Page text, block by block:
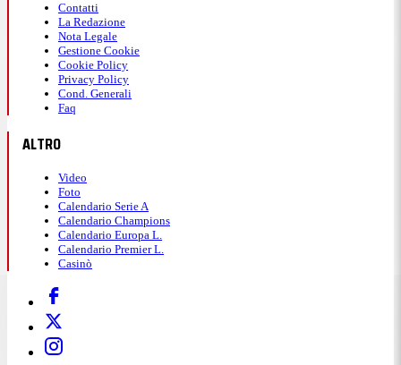
Contatti
La Redazione
Nota Legale
Gestione Cookie
Cookie Policy
Privacy Policy
Cond. Generali
Faq
ALTRO
Video
Foto
Calendario Serie A
Calendario Champions
Calendario Europa L.
Calendario Premier L.
Casinò